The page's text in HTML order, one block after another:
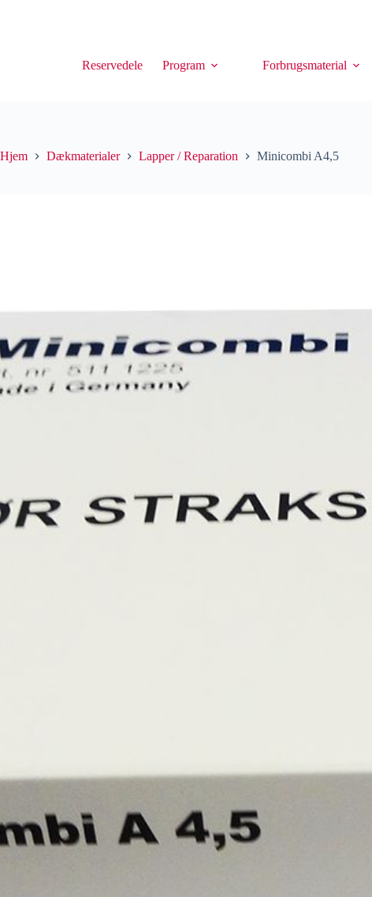
Reservedele Program Forbrugsmaterial
Hjem Dækmaterialer Lapper / Reparation Minicombi A4,5